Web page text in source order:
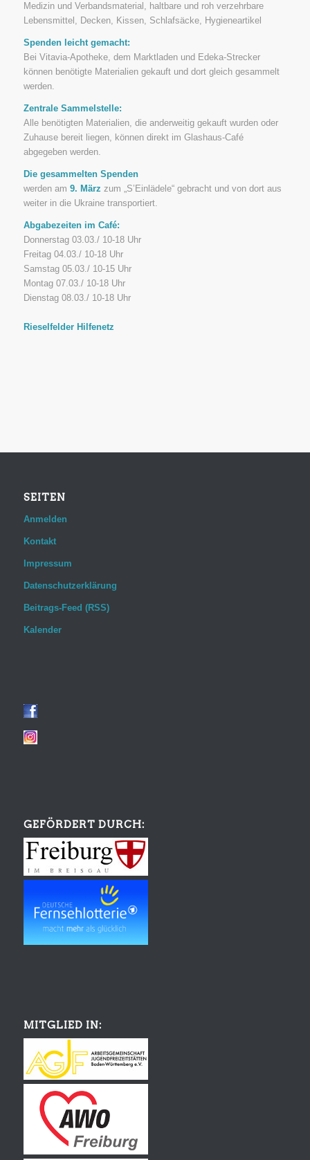
Medizin und Verbandsmaterial, haltbare und roh verzehrbare
Lebensmittel, Decken, Kissen, Schlafsäcke, Hygieneartikel
Spenden leicht gemacht:
Bei Vitavia-Apotheke, dem Marktladen und Edeka-Strecker
können benötigte Materialien gekauft und dort gleich gesammelt
werden.
Zentrale Sammelstelle:
Alle benötigten Materialien, die anderweitig gekauft wurden oder
Zuhause bereit liegen, können direkt im Glashaus-Café
abgegeben werden.
Die gesammelten Spenden
werden am 9. März zum „S’Einlädele“ gebracht und von dort aus
weiter in die Ukraine transportiert.
Abgabezeiten im Café:
Donnerstag 03.03./ 10-18 Uhr
Freitag 04.03./ 10-18 Uhr
Samstag 05.03./ 10-15 Uhr
Montag 07.03./ 10-18 Uhr
Dienstag 08.03./ 10-18 Uhr
Rieselfelder Hilfenetz
SEITEN
Anmelden
Kontakt
Impressum
Datenschutzerklärung
Beitrags-Feed (RSS)
Kalender
GEFÖRDERT DURCH:
MITGLIED IN: